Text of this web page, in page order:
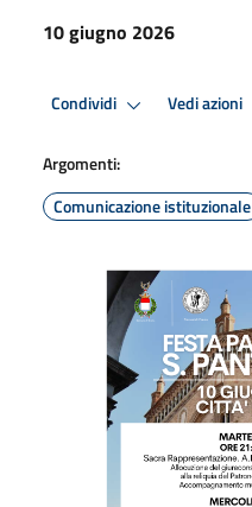
10 giugno 2026
Condividi Vedi azioni
Argomenti:
Comunicazione istituzionale